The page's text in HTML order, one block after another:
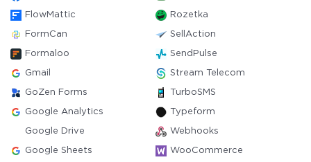
FlowMattic Rozetka
FormCan SellAction
Formaloo SendPulse
Gmail Stream Telecom
GoZen Forms TurboSMS
Google Analytics Typeform
Google Drive Webhooks
Google Sheets WooCommerce